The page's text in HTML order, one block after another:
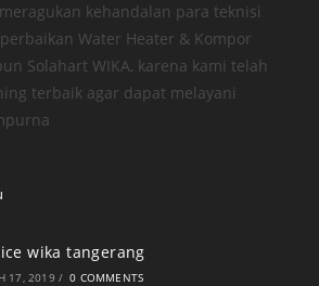
kehandalan para teknisi
Water Heater & Kompor
Solahart WIKA, karena kami telah
terbaik agar dapat melayani
wika tangerang
17, 2019 / 0 COMMENTS